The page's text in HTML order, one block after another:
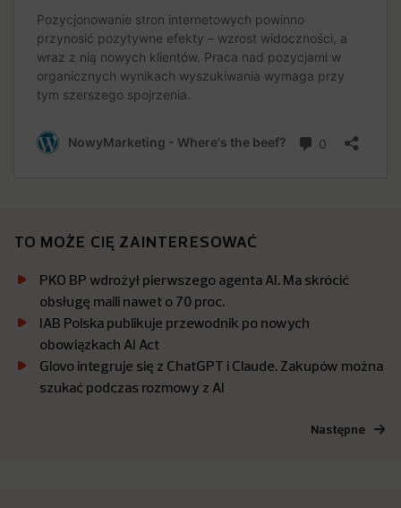
TO MOŻE CIĘ ZAINTERESOWAĆ
PKO BP wdrożył pierwszego agenta AI. Ma skrócić
obsługę maili nawet o 70 proc.
IAB Polska publikuje przewodnik po nowych
obowiązkach AI Act
Glovo integruje się z ChatGPT i Claude. Zakupów można
szukać podczas rozmowy z AI
Następne